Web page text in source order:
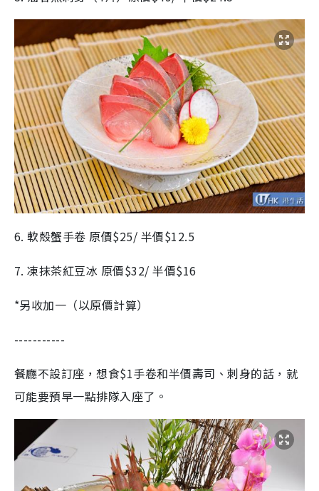
6. 軟殼蟹手卷 原價$25/ 半價$12.5
7. 凍抹茶紅豆冰 原價$32/ 半價$16
*另收加一（以原價計算）
-----------
餐廳不設訂座，想食$1手卷和半價壽司、刺身的話，就
可能要預早一點排隊入座了。